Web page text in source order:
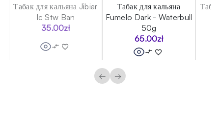
Табак для кальяна Jibiar
Ic Stw Ban
35.00zł
Табак для кальяна
Fumelo Dark - Waterbull
50g
65.00zł
← →